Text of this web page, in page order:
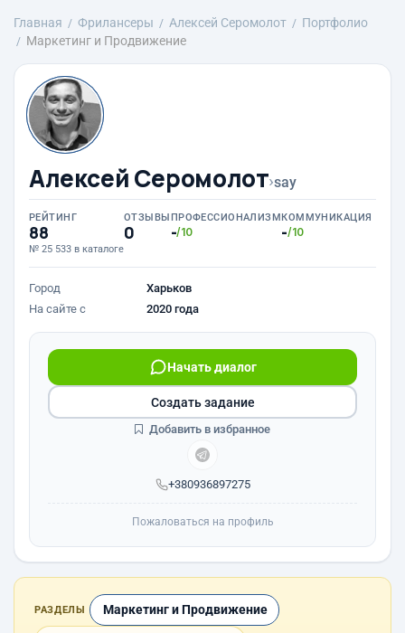
Главная Фрилансеры Алексей Серомолот
Портфолио
Маркетинг и Продвижение
Алексей Серомолот›say
РЕЙТИНГ
88
№ 25 533 в каталоге
ОТЗЫВЫ
0
ПРОФЕССИОНАЛИЗМ
-/10
КОММУНИКАЦИЯ
-/10
Город
Харьков
На сайте с
2020 года
+380936897275
Начать диалог
Создать задание
Добавить в избранное
Пожаловаться на профиль
РАЗДЕЛЫ Маркетинг и Продвижение